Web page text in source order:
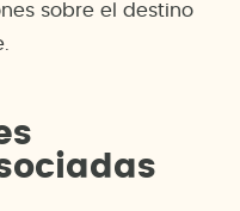
sobre el destino